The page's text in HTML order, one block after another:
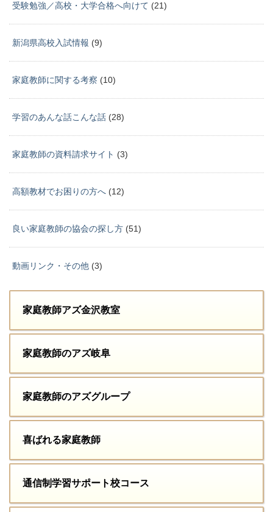
受験勉強／高校・大学合格へ向けて (21)
新潟県高校入試情報 (9)
家庭教師に関する考察 (10)
学習のあんな話こんな話 (28)
家庭教師の資料請求サイト (3)
高額教材でお困りの方へ (12)
良い家庭教師の協会の探し方 (51)
動画リンク・その他 (3)
家庭教師アズ金沢教室
家庭教師のアズ岐阜
家庭教師のアズグループ
喜ばれる家庭教師
通信制学習サポート校コース